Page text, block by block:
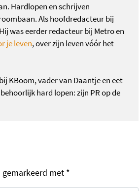
Hardlopen en schrijven
Als hoofdredacteur bij
was eerder redacteur bij Metro en
je leven, over zijn leven vóór het
KBoom, vader van Daantje en eet
hard lopen: zijn PR op de
gemarkeerd met *